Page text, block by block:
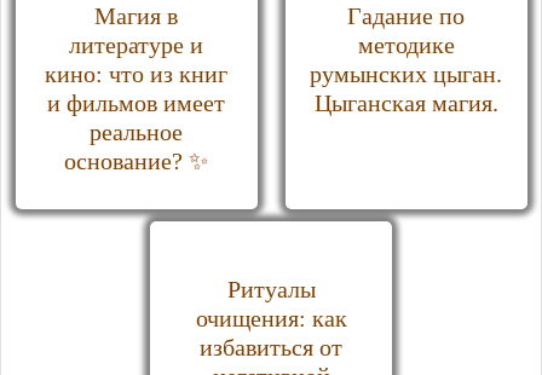
Магия в
литературе и
кино: что из книг
и фильмов имеет
реальное
основание? ✨
Гадание по
методике
румынских цыган.
Цыганская магия.
Ритуалы
очищения: как
избавиться от